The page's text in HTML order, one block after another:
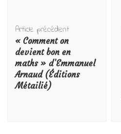
Article précédent
« Comment on
devient bon en
maths » d’Emmanuel
Arnaud (Éditions
Métailié)